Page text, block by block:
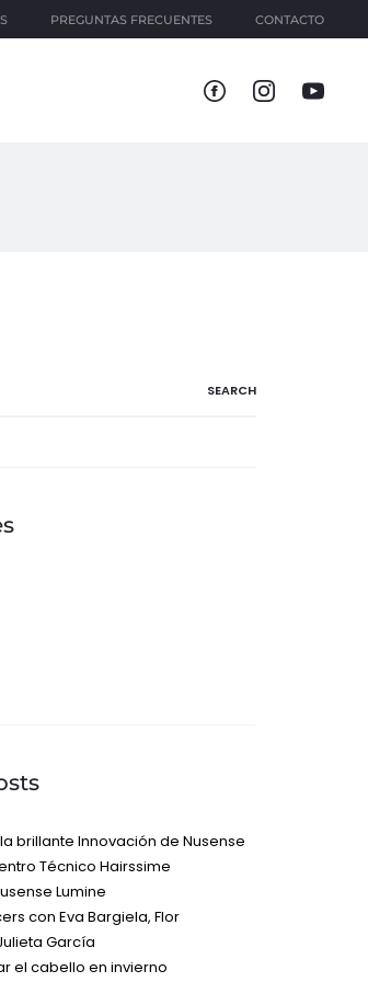
PREGUNTAS FRECUENTES CONTACTO
brillante Innovación de Nusense
Técnico Hairssime
Lumine
con Eva Bargiela, Flor
García
el cabello en invierno